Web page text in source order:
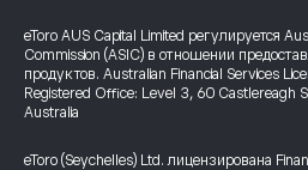
eToro AUS Capital Limited регулируется
Commission (ASIC) в отношении
продуктов. Australian Financial Services
Registered Office: Level 3, 60 Castlereagh
Australia
eToro (Seychelles) Ltd. лицензирована